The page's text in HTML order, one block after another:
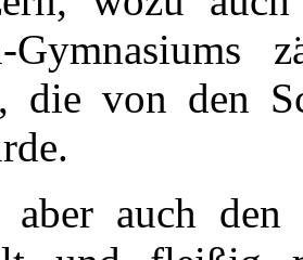
Gymnasiums
die von den
auch den